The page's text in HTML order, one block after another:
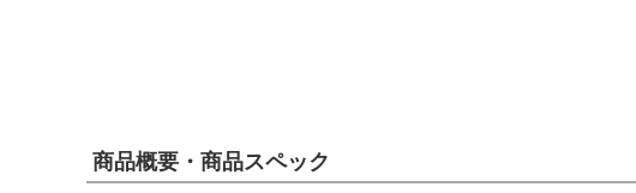
商品概要・商品スペック